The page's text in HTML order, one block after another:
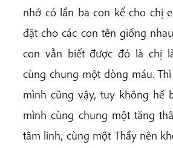
nhớ có lần ba con kể cho chị
đặt cho các con tên giống
con vẫn biết được đó là chị
cùng chung một dòng máu.
mình cũng vậy, tuy không hề
mình cùng chung một tăng
tâm linh, cùng một Thầy nên